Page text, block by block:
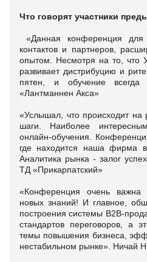
Что говорят участники
«Данная конференция
контактов и партнеров,
опытом. Несмотря на то, что
развивает дистрибуцию и
пятен, и обучение всегда
«Лантманнен Акса»
«Услышал, что происходит
шаги. Наиболее
онлайн-обучения.
где находится наша фирма
Аналитика рынка - залог
ТД «Прикарпатский»
«Конференция очень
новых знаний! И главное,
построения системы В2В-
стандартов переговоров, а
темы повышения бизнеса,
нестабильном рынке». Ничай